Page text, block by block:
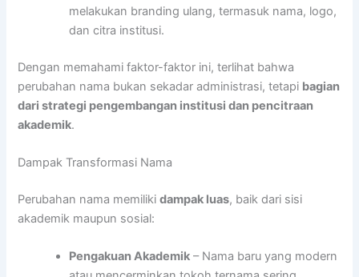
melakukan branding ulang, termasuk nama, logo,
dan citra institusi.
Dengan memahami faktor-faktor ini, terlihat bahwa
perubahan nama bukan sekadar administrasi, tetapi bagian
dari strategi pengembangan institusi dan pencitraan
akademik.
Dampak Transformasi Nama
Perubahan nama memilikidampak luas, baik dari sisi
akademik maupun sosial:
Pengakuan Akademik – Nama baru yang modern